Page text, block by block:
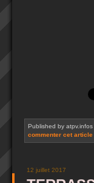
Published by atpv.infos
commenter cet article
12 juillet 2017